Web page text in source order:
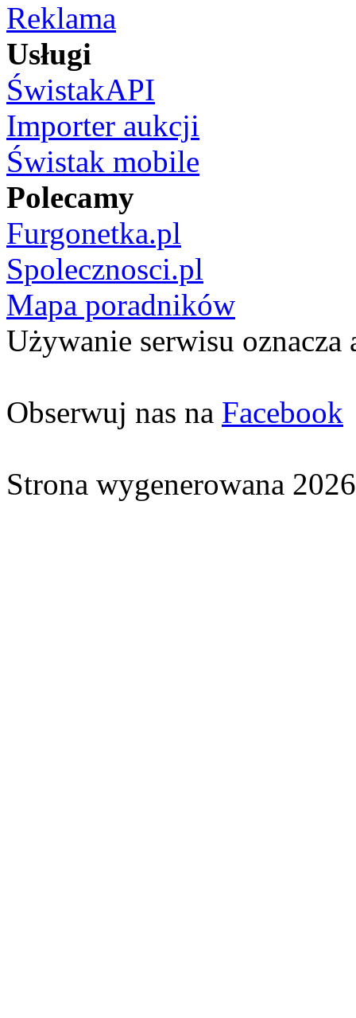
Reklama
Usługi
ŚwistakAPI
Importer aukcji
Świstak mobile
Polecamy
Furgonetka.pl
Spolecznosci.pl
Mapa poradników
Używanie serwisu oznacza
Obserwuj nas na Facebook
Strona wygenerowana